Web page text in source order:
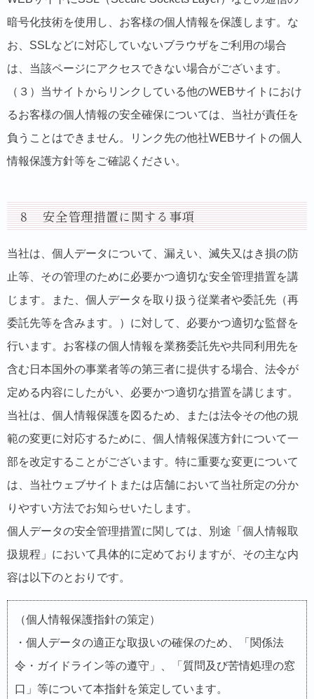
暗号化技術を使用し、お客様の個人情報を保護します。な
お、SSLなどに対応していないブラウザをご利用の場合
は、当該ページにアクセスできない場合がございます。
（３）当サイトからリンクしている他のWEBサイトにおけ
るお客様の個人情報の安全確保については、当社が責任を
負うことはできません。リンク先の他社WEBサイトの個人
情報保護方針等をご確認ください。
８ 安全管理措置に関する事項
当社は、個人データについて、漏えい、滅失又はき損の防
止等、その管理のために必要かつ適切な安全管理措置を講
じます。また、個人データを取り扱う従業者や委託先（再
委託先等を含みます。）に対して、必要かつ適切な監督を
行います。お客様の個人情報を業務委託先や共同利用先を
含む日本国外の事業者等の第三者に提供する場合、法令が
定める内容にしたがい、必要かつ適切な措置を講じます。
当社は、個人情報保護を図るため、または法令その他の規
範の変更に対応するために、個人情報保護方針について一
部を改定することがございます。特に重要な変更について
は、当社ウェブサイトまたは店舗において当社所定の分か
りやすい方法でお知らせいたします。
個人データの安全管理措置に関しては、別途「個人情報取
扱規程」において具体的に定めておりますが、その主な内
容は以下のとおりです。
（個人情報保護指針の策定）
・個人データの適正な取扱いの確保のため、「関係法
令・ガイドライン等の遵守」、「質問及び苦情処理の窓
口」等について本指針を策定しています。